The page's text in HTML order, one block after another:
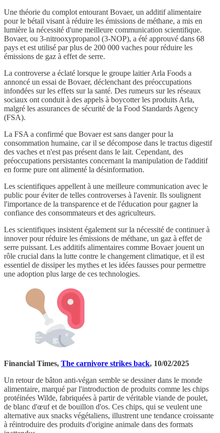
Une théorie du complot entourant Bovaer, un additif alimentaire
pour le bétail visant à réduire les émissions de méthane, a mis en
lumière la nécessité d'une meilleure communication scientifique.
Bovaer, ou 3-nitrooxypropanol (3-NOP), a été approuvé dans 68
pays et est utilisé par plus de 200 000 vaches pour réduire les
émissions de gaz à effet de serre.
La controverse a éclaté lorsque le groupe laitier Arla Foods a
annoncé un essai de Bovaer, déclenchant des préoccupations
infondées sur les effets sur la santé. Des rumeurs sur les réseaux
sociaux ont conduit à des appels à boycotter les produits Arla,
malgré les assurances de sécurité de la Food Standards Agency
(FSA).
La FSA a confirmé que Bovaer est sans danger pour la
consommation humaine, car il se décompose dans le tractus digestif
des vaches et n'est pas présent dans le lait. Cependant, des
préoccupations persistantes concernant la manipulation de l'additif
en forme pure ont alimenté la désinformation.
Les scientifiques appellent à une meilleure communication avec le
public pour éviter de telles controverses à l'avenir. Ils soulignent
l'importance de la transparence et de l'éducation pour gagner la
confiance des consommateurs et des agriculteurs.
Les scientifiques insistent également sur la nécessité de continuer à
innover pour réduire les émissions de méthane, un gaz à effet de
serre puissant. Les additifs alimentaires comme Bovaer jouent un
rôle crucial dans la lutte contre le changement climatique, et il est
essentiel de dissiper les mythes et les idées fausses pour permettre
une adoption plus large de ces technologies.
Financial Times, The carnivore strikes back, 10/02/2025
Un retour de bâton anti-végan semble se dessiner dans le monde
alimentaire, marqué par l'introduction de produits comme les chips
protéinées Wilde, fabriquées à partir de véritable viande de poulet,
de blanc d'œuf et de bouillon d'os. Ces chips, qui se veulent une
alternative aux snacks végétaliens, illustrent une tendance croissante
à réintroduire des produits d'origine animale dans des formats